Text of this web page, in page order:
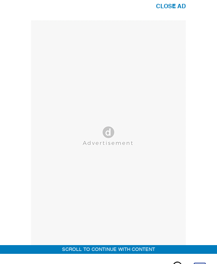
CLOSE AD
SCROLL TO CONTINUE WITH CONTENT